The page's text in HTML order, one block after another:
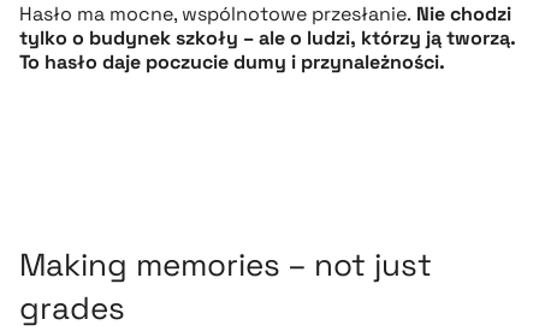
Hasło ma mocne, wspólnotowe przesłanie. Nie chodzi
tylko o budynek szkoły – ale o ludzi, którzy ją tworzą.
To hasło daje poczucie dumy i przynależności.
Making memories – not just
grades